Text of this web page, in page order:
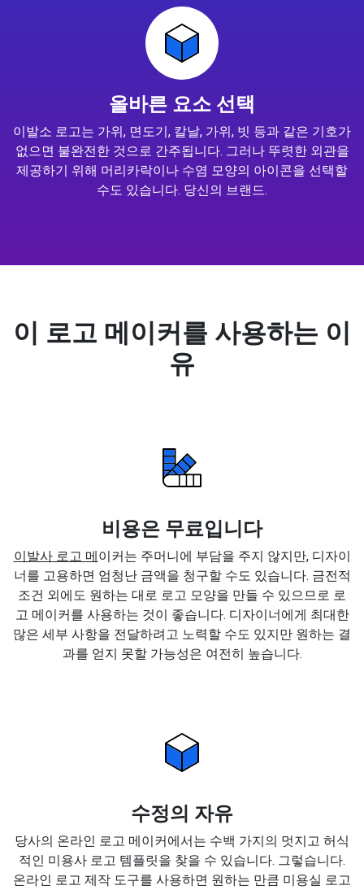
올바른 요소 선택
이발소 로고는 가위, 면도기, 칼날, 가위, 빗 등과 같은 기호가
없으면 불완전한 것으로 간주됩니다. 그러나 뚜렷한 외관을
제공하기 위해 머리카락이나 수염 모양의 아이콘을 선택할
수도 있습니다. 당신의 브랜드.
이 로고 메이커를 사용하는 이
유
비용은 무료입니다
이발사 로고 메이커는 주머니에 부담을 주지 않지만, 디자이
너를 고용하면 엄청난 금액을 청구할 수도 있습니다. 금전적
조건 외에도 원하는 대로 로고 모양을 만들 수 있으므로 로
고 메이커를 사용하는 것이 좋습니다. 디자이너에게 최대한
많은 세부 사항을 전달하려고 노력할 수도 있지만 원하는 결
과를 얻지 못할 가능성은 여전히 높습니다.
수정의 자유
당사의 온라인 로고 메이커에서는 수백 가지의 멋지고 허식
적인 미용사 로고 템플릿을 찾을 수 있습니다. 그렇습니다.
온라인 로고 제작 도구를 사용하면 원하는 만큼 미용실 로고